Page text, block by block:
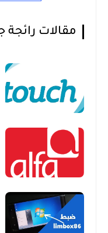
مقالات رائجة